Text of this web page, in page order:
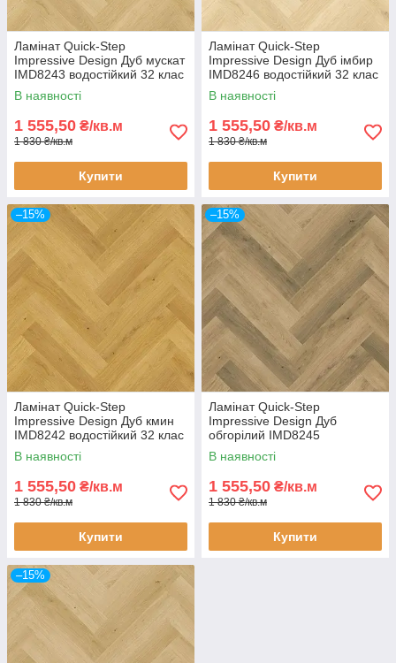
Ламінат Quick-Step
Impressive Design Дуб мускат
IMD8243 водостійкий 32 клас
8 мм ялинка з фаскою Unizip
В наявності
1 555,50 ₴/кв.м
1 830 ₴/кв.м
Купити
Ламінат Quick-Step
Impressive Design Дуб імбир
IMD8246 водостійкий 32 клас
8 мм ялинка з фаскою Unizip
В наявності
1 555,50 ₴/кв.м
1 830 ₴/кв.м
Купити
–15%
Ламінат Quick-Step
Impressive Design Дуб кмин
IMD8242 водостійкий 32 клас
8 мм ялинка з фаскою Unizip
В наявності
1 555,50 ₴/кв.м
1 830 ₴/кв.м
Купити
–15%
Ламінат Quick-Step
Impressive Design Дуб
обгорілий IMD8245
водостійкий 32 клас 8 мм
ялинка з фаскою Unizip
В наявності
1 555,50 ₴/кв.м
1 830 ₴/кв.м
Купити
–15%